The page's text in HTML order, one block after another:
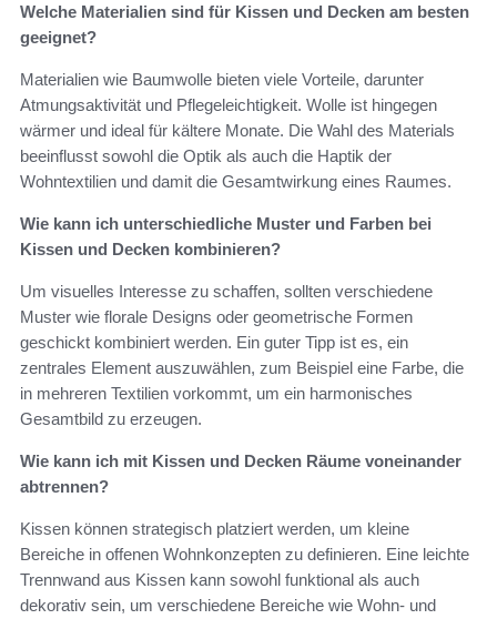
Welche Materialien sind für Kissen und Decken am besten
geeignet?
Materialien wie Baumwolle bieten viele Vorteile, darunter
Atmungsaktivität und Pflegeleichtigkeit. Wolle ist hingegen
wärmer und ideal für kältere Monate. Die Wahl des Materials
beeinflusst sowohl die Optik als auch die Haptik der
Wohntextilien und damit die Gesamtwirkung eines Raumes.
Wie kann ich unterschiedliche Muster und Farben bei
Kissen und Decken kombinieren?
Um visuelles Interesse zu schaffen, sollten verschiedene
Muster wie florale Designs oder geometrische Formen
geschickt kombiniert werden. Ein guter Tipp ist es, ein
zentrales Element auszuwählen, zum Beispiel eine Farbe, die
in mehreren Textilien vorkommt, um ein harmonisches
Gesamtbild zu erzeugen.
Wie kann ich mit Kissen und Decken Räume voneinander
abtrennen?
Kissen können strategisch platziert werden, um kleine
Bereiche in offenen Wohnkonzepten zu definieren. Eine leichte
Trennwand aus Kissen kann sowohl funktional als auch
dekorativ sein, um verschiedene Bereiche wie Wohn- und